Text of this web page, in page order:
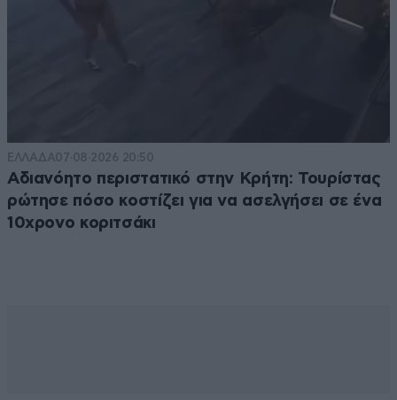
ΕΛΛΑΔΑ07·08·2026 20:50
Αδιανόητο περιστατικό στην Κρήτη: Τουρίστας
ρώτησε πόσο κοστίζει για να ασελγήσει σε ένα
10χρονο κοριτσάκι